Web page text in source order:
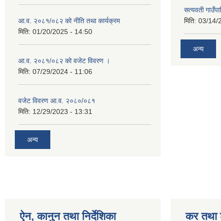
आ.व. २०८१/०८२ को नीति तथा कार्यक्रम
मिति: 01/20/2025 - 14:50
आ.व. २०८१/०८२ को वजेट विवरण ।
मिति: 07/29/2024 - 11:06
वजेट विवरण आ.व. २०८०/०८१
मिति: 12/29/2023 - 13:31
अन्य
सत्यवती
मिति: 03/14/
अन्य
ऐन, कानुन तथा निर्देशिका कर